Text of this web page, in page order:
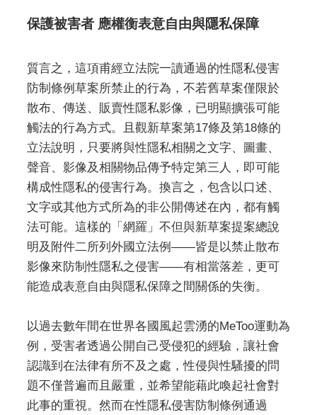
保護被害者 應權衡表意自由與隱私保障
質言之，這項甫經立法院一讀通過的性隱私侵害
防制條例草案所禁止的行為，不若舊草案僅限於
散布、傳送、販賣性隱私影像，已明顯擴張可能
觸法的行為方式。且觀新草案第17條及第18條的
立法說明，只要將與性隱私相關之文字、圖畫、
聲音、影像及相關物品傳予特定第三人，即可能
構成性隱私的侵害行為。換言之，包含以口述、
文字或其他方式所為的非公開傳述在內，都有觸
法可能。這樣的「網羅」不但與新草案提案總說
明及附件二所列外國立法例——皆是以禁止散布
影像來防制性隱私之侵害——有相當落差，更可
能造成表意自由與隱私保障之間關係的失衡。
以過去數年間在世界各國風起雲湧的MeToo運動為
例，受害者透過公開自己受侵犯的經驗，讓社會
認識到在法律有所不及之處，性侵與性騷擾的問
題不僅普遍而且嚴重，並希望能藉此喚起社會對
此事的重視。然而在性隱私侵害防制條例通過